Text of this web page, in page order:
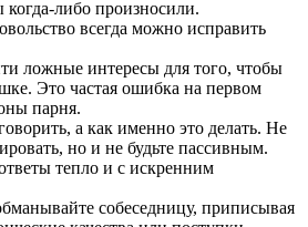
когда-либо произносили.
всегда можно исправить
ложные интересы для того, чтобы
Это частая ошибка на первом
парня.
а как именно это делать. Не
но и не будьте пассивным.
тепло и с искренним
собеседницу, приписывая